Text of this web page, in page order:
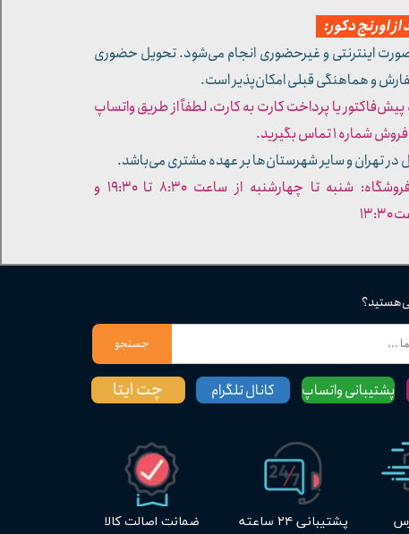
پشتیبانی ۲۴ ساعته ضمانت اصالت کالا
هستید؟
جستجو
پشتیبانی واتساپ چت ایتا کانال تلگرام
اورنج دکور:
اینترنتی و غیرحضوری انجام می‌شود. تحویل حضوری
و هماهنگی قبلی امکان‌پذیر است.
یا پرداخت کارت به کارت، لطفاً از طریق واتساپ
۱ تماس بگیرید.
در تهران و سایر شهرستان‌ها بر عهده مشتری می‌باشد.
- ساعات کاری فروشگاه: شنبه تا چهارشنبه از ساعت ۸:۳۰ تا ۱۹:۳۰ و